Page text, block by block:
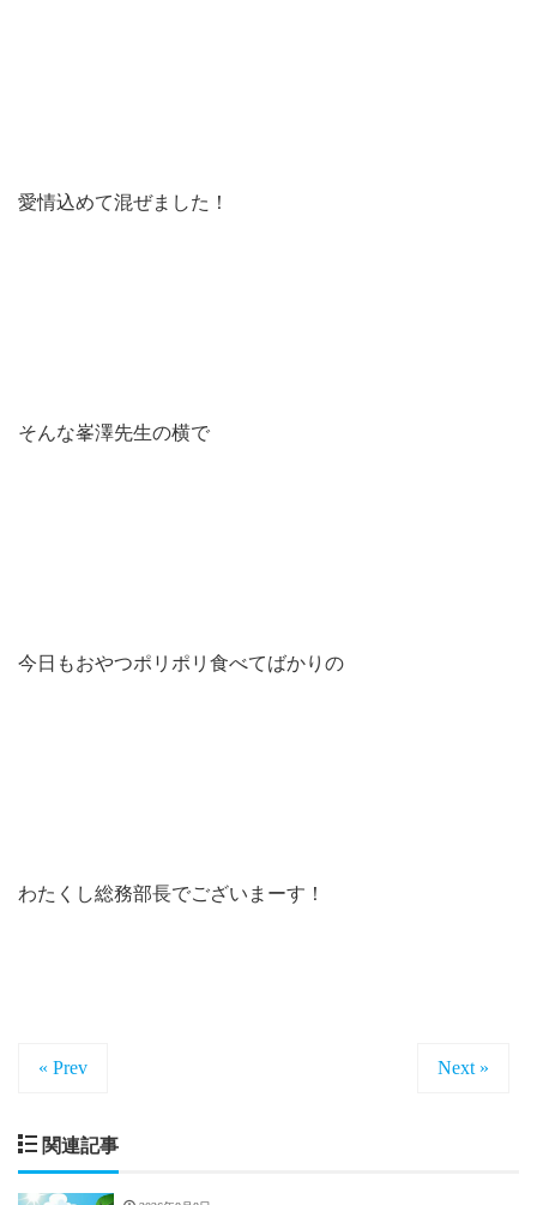
愛情込めて混ぜました！
そんな峯澤先生の横で
今日もおやつポリポリ食べてばかりの
わたくし総務部長でございまーす！
« Prev Next »
関連記事